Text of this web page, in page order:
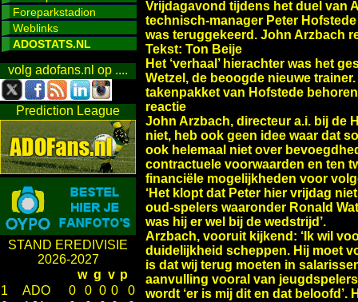
Foreparkstadion
Weblinks
ADOSTATS.NL
volg adofans.nl op ....
Prediction League
STAND EREDIVISIE
2026-2027
w g v p
1
ADO 0 0 0 0
0
Vrijdagavond tijdens het duel van
technisch-manager Peter
was teruggekeerd. John Arzbach
Tekst: Ton Beije
Het ‘verhaal’ hierachter was het
Wetzel, de beoogde nieuwe
takenpakket van Hofstede
reactie
John Arzbach, directeur a.i. bij de
niet, heb ook geen idee waar dat
ook helemaal niet over
contractuele voorwaarden en ten
financiële mogelijkheden voor
‘Het klopt dat Peter hier vrijdag
oud-spelers waaronder Ronald
was hij er wel bij de wedstrijd’.
Arzbach, vooruit kijkend: ‘Ik wil
duidelijkheid scheppen. Hij moet
is dat wij terug moeten in
aanvulling vooral van
wordt ‘er is mij dit en dat beloofd’.